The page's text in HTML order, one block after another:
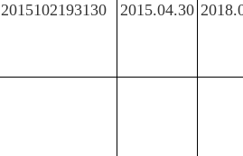
2015102193130 2015.04.30